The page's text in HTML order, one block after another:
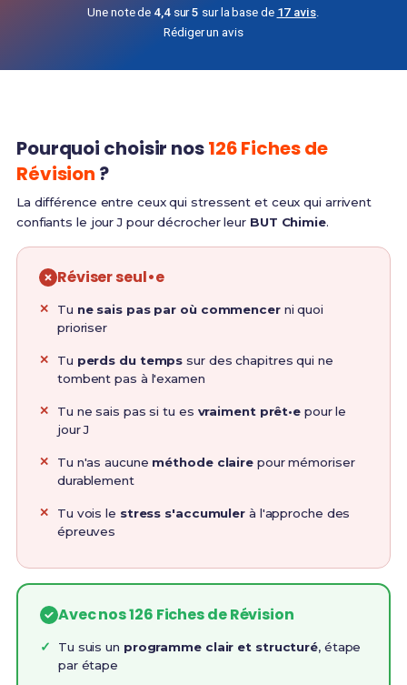
Une note de 4,4sur5 sur la base de 17 avis.
Rédiger un avis
Pourquoi choisir nos126 Fiches de
Révision ?
La différence entre ceux qui stressent et ceux qui arrivent
confiants le jour J pour décrocher leur BUT Chimie.
Réviser seul•e
Tu ne sais pas par où commencerni quoi
prioriser
Tu perds du temps sur des chapitres qui ne
tombent pas à l'examen
Tu ne sais pas si tu es vraiment prêt•e pour le
jour J
Tu n'as aucune méthode claire pour mémoriser
durablement
Tu vois le stress s'accumuler à l'approche des
épreuves
Avec nos 126 Fiches de Révision
Tu suis un programme clair et structuré, étape
par étape